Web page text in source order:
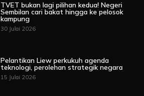
TVET bukan lagi pilihan kedua! Negeri
Sembilan cari bakat hingga ke pelosok
kampung
30 Julai 2026
Pelantikan Liew perkukuh agenda
teknologi, perolehan strategik negara
15 Julai 2026